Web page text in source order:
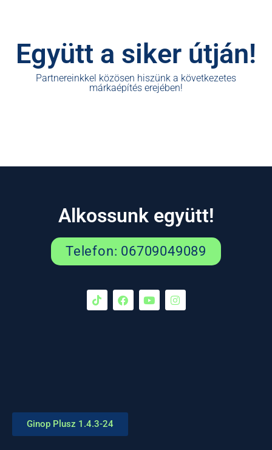
Együtt a siker útján!
Partnereinkkel közösen hiszünk a következetes
márkaépítés erejében!
Alkossunk együtt!
Telefon: 06709049089
Ginop Plusz 1.4.3-24